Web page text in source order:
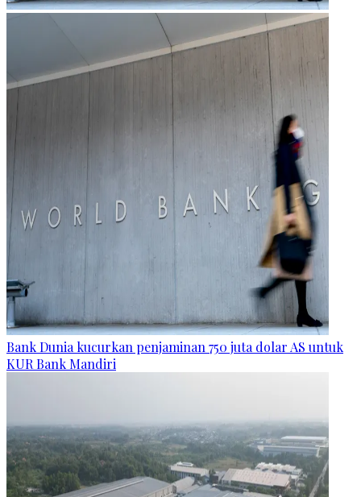
Bank Dunia kucurkan penjaminan 750 juta dolar AS untuk
KUR Bank Mandiri